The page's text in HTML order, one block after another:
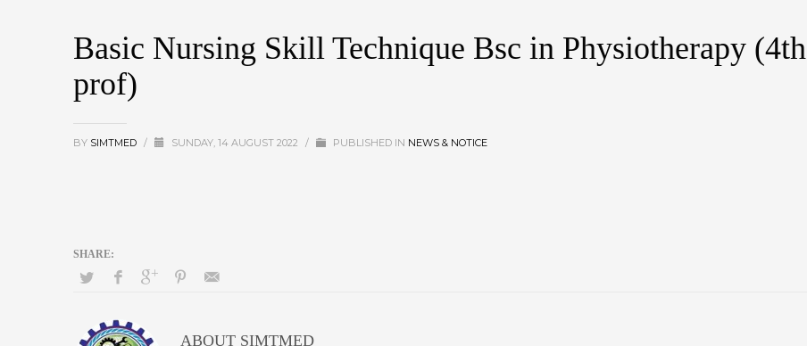
Basic Nursing Skill Technique Bsc in Physiotherapy (4th
prof)
BY SIMTMED / SUNDAY, 14 AUGUST 2022 / PUBLISHED IN NEWS & NOTICE
ABOUT SIMTMED